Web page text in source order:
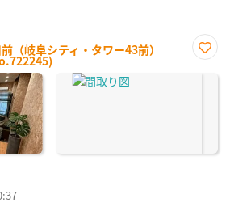
（岐阜シティ・タワー43前）
に入